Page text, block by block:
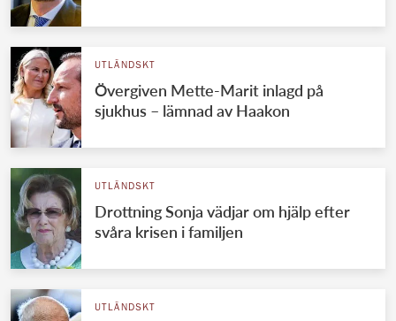
UTLÄNDSKT
Övergiven Mette-Marit inlagd på
sjukhus – lämnad av Haakon
UTLÄNDSKT
Drottning Sonja vädjar om hjälp efter
svåra krisen i familjen
UTLÄNDSKT